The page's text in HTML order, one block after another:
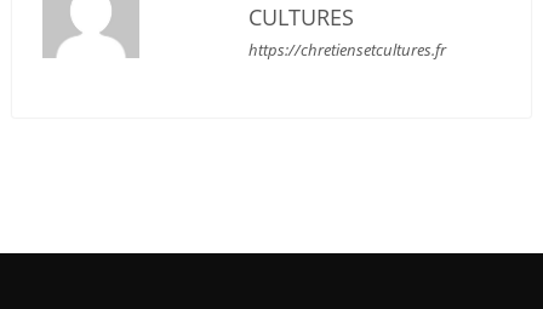
CULTURES
https://chretiensetcultures.fr